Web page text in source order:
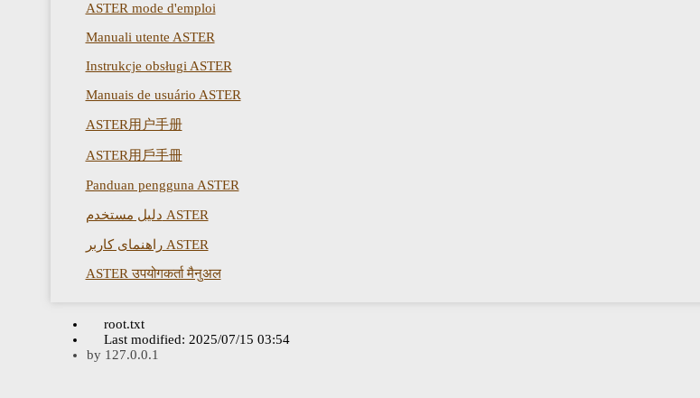
ASTER mode d'emploi
Manuali utente ASTER
Instrukcje obsługi ASTER
Manuais de usuário ASTER
ASTER用户手册
ASTER用戶手冊
Panduan pengguna ASTER
دليل مستخدم ASTER
راهنمای کاربر ASTER
ASTER उपयोगकर्ता मैनुअल
root.txt
Last modified: 2025/07/15 03:54
by 127.0.0.1